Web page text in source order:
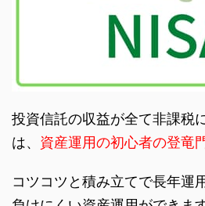
投資信託の収益が全て非課税
は、 資産運用の初心者の登竜門
コツコツと積み立てで長年運